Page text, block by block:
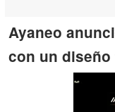
Ayaneo
con un